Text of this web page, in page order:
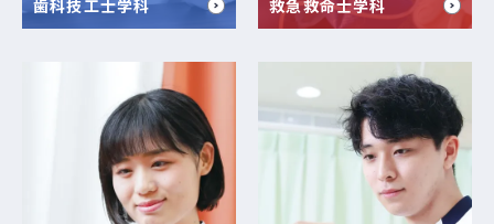
歯科技工士学科 救急救命士学科